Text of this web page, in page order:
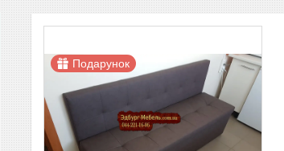
Подарунок